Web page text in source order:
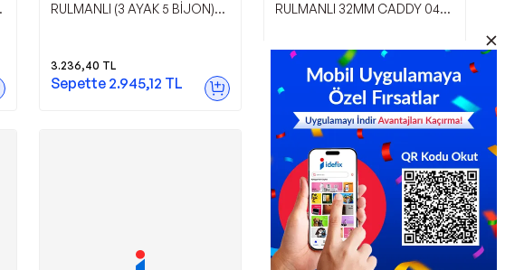
RULMANLI (3 AYAK 5 BİJON)
3.236,40 TL
Sepette 2.945,12 TL
RULMANLI 32MM CADDY 04-
2.774,40TL
Sepette2.524,70TL